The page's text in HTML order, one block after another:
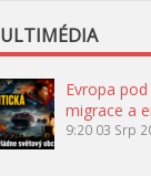
Evropa
migrace a
9:20 03 Srp